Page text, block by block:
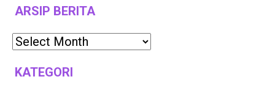
ARSIP BERITA
KATEGORI